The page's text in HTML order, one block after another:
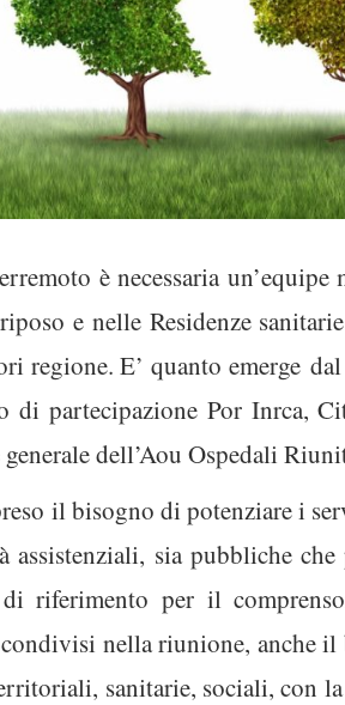
è necessaria
e nelle Residenze
regione. E’ quanto emerge d
partecipazione Por Inrca,
dell’Aou Ospedali
il bisogno di potenziare i
assistenziali, sia pubbliche
riferimento per il
nella riunione, anche
sanitarie, sociali, con